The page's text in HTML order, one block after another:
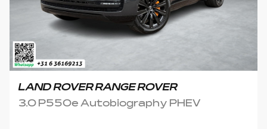
LAND ROVER RANGE ROVER
3.0 P550e Autobiography PHEV